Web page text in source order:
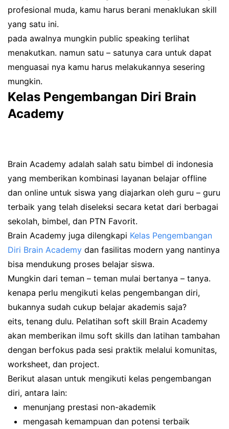
profesional muda, kamu harus berani menaklukan skill
yang satu ini.
pada awalnya mungkin public speaking terlihat
menakutkan. namun satu – satunya cara untuk dapat
menguasai nya kamu harus melakukannya sesering
mungkin.
Kelas Pengembangan Diri Brain
Academy
Brain Academy adalah salah satu bimbel di indonesia
yang memberikan kombinasi layanan belajar offline
dan online untuk siswa yang diajarkan oleh guru – guru
terbaik yang telah diseleksi secara ketat dari berbagai
sekolah, bimbel, dan PTN Favorit.
Brain Academy juga dilengkapi Kelas Pengembangan
Diri Brain Academy dan fasilitas modern yang nantinya
bisa mendukung proses belajar siswa.
Mungkin dari teman – teman mulai bertanya – tanya.
kenapa perlu mengikuti kelas pengembangan diri,
bukannya sudah cukup belajar akademis saja?
eits, tenang dulu. Pelatihan soft skill Brain Academy
akan memberikan ilmu soft skills dan latihan tambahan
dengan berfokus pada sesi praktik melalui komunitas,
worksheet, dan project.
Berikut alasan untuk mengikuti kelas pengembangan
diri, antara lain:
menunjang prestasi non-akademik
mengasah kemampuan dan potensi terbaik